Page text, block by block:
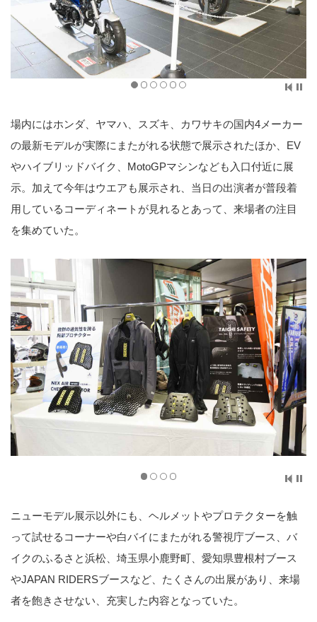
場内にはホンダ、ヤマハ、スズキ、カワサキの国内4メーカー
の最新モデルが実際にまたがれる状態で展示されたほか、EV
やハイブリッドバイク、MotoGPマシンなども入口付近に展
示。加えて今年はウエアも展示され、当日の出演者が普段着
用しているコーディネートが見れるとあって、来場者の注目
を集めていた。
ニューモデル展示以外にも、ヘルメットやプロテクターを触
って試せるコーナーや白バイにまたがれる警視庁ブース、バ
イクのふるさと浜松、埼玉県小鹿野町、愛知県豊根村ブース
やJAPAN RIDERSブースなど、たくさんの出展があり、来場
者を飽きさせない、充実した内容となっていた。